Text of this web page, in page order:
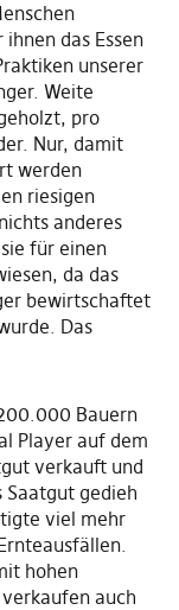
das Essen
unserer
Weite
pro
Nur, damit
werden
riesigen
anderes
für einen
da das
bewirtschaftet
Das
Bauern
Player auf dem
verkauft und
Saatgut gedieh
viel mehr
hohen
auch